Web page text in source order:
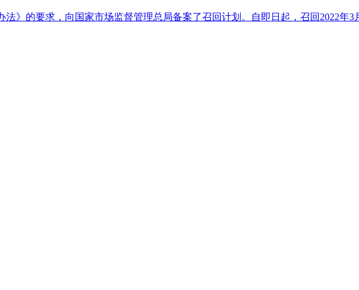
》的要求，向国家市场监督管理总局备案了召回计划。自即日起，召回2022年3